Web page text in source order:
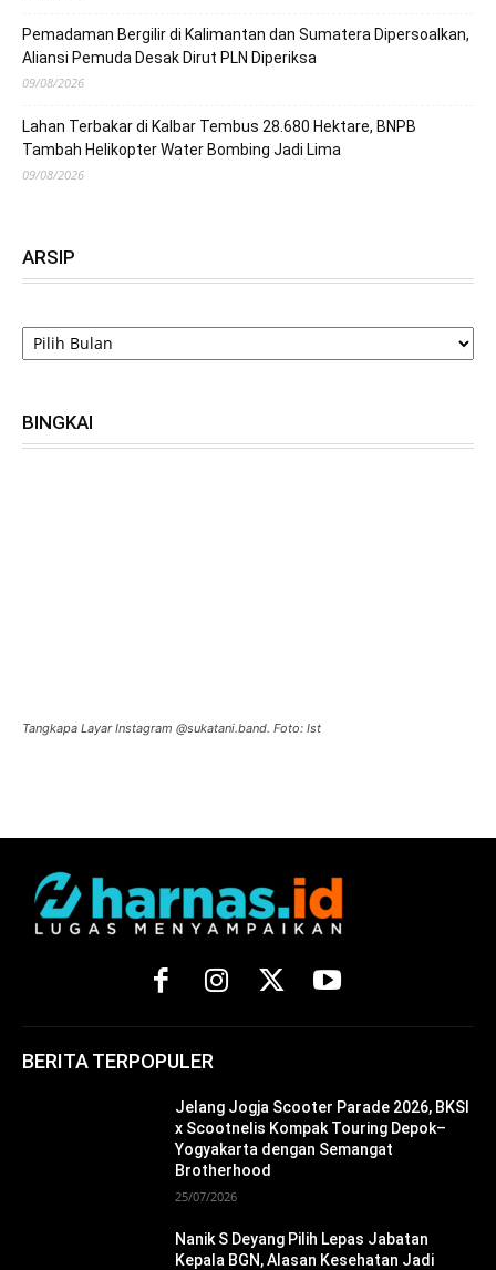
Pemadaman Bergilir di Kalimantan dan Sumatera Dipersoalkan,
Aliansi Pemuda Desak Dirut PLN Diperiksa
09/08/2026
Lahan Terbakar di Kalbar Tembus 28.680 Hektare, BNPB
Tambah Helikopter Water Bombing Jadi Lima
09/08/2026
ARSIP
ARSIP
BINGKAI
Tangkapa Layar Instagram @sukatani.band. Foto: Ist
BERITA TERPOPULER
Jelang Jogja Scooter Parade 2026, BKSI
x Scootnelis Kompak Touring Depok–
Yogyakarta dengan Semangat
Brotherhood
25/07/2026
Nanik S Deyang Pilih Lepas Jabatan
Kepala BGN, Alasan Kesehatan Jadi